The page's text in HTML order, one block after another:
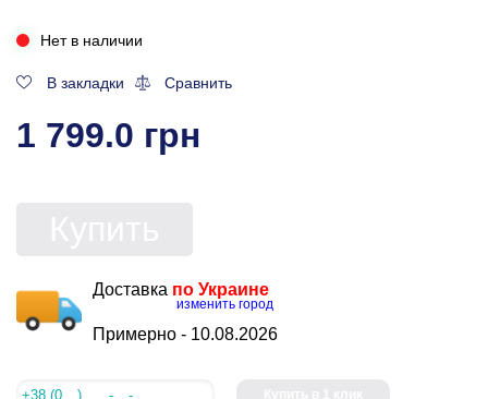
Нет в наличии
В закладки Сравнить
1 799.0 грн
Доставка по Украине
изменить город
Примерно - 10.08.2026